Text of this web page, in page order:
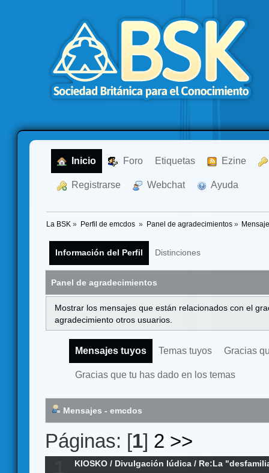
Inicio Foro Etiquetas Ezine
Registrarse Webchat Ayuda
La BSK » Perfil de emcdos » Panel de agradecimientos»
Información del Perfil Distinciones
Panel de agradecimientos
Mostrar los mensajes que están relacionados con el
agradecimiento otros usuarios.
Mensajes tuyos Temas tuyos Gracias
Gracias que tu has dado en los temas
Mensajes - emcdos
Páginas: [1] 2 >>
KIOSKO / Divulgación lúdica / Re:La